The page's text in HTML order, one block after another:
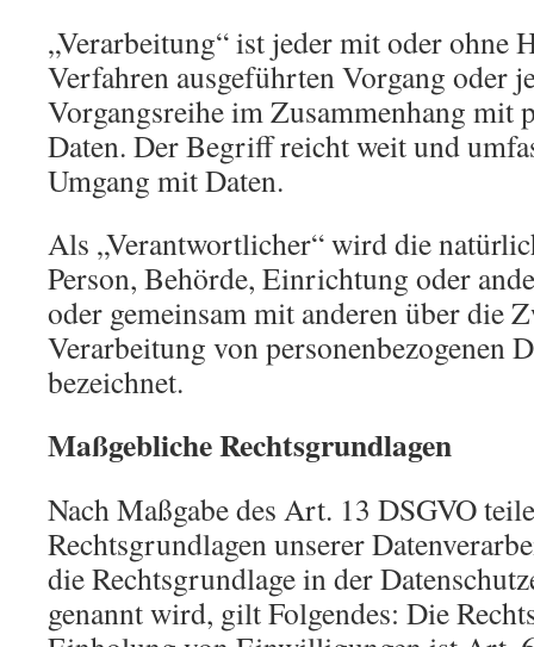
„Verarbeitung“ ist jeder mit oder ohne
Verfahren ausgeführten Vorgang oder
Vorgangsreihe im Zusammenhang mit
Daten. Der Begriff reicht weit und
Umgang mit Daten.
Als „Verantwortlicher“ wird die
Person, Behörde, Einrichtung oder
oder gemeinsam mit anderen über die
Verarbeitung von personenbezogenen
bezeichnet.
Maßgebliche Rechtsgrundlagen
Nach Maßgabe des Art. 13 DSGVO
Rechtsgrundlagen unserer
die Rechtsgrundlage in der
genannt wird, gilt Folgendes: Die